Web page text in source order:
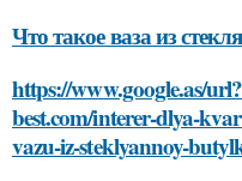
Что такое ваза из
https://www.google.as/
best.com/interer-dlya-
vazu-iz-steklyannoy-